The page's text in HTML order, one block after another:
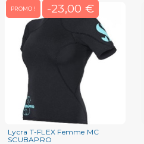
PROMO ! -23,00 €
Lycra T-FLEX Femme MC
SCUBAPRO